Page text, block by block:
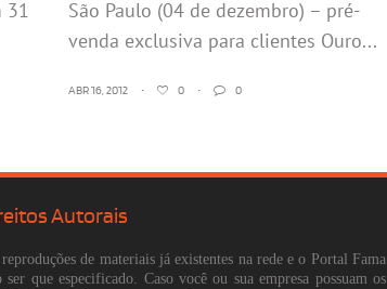
31
São Paulo (04 de dezembro) – pré-
venda exclusiva para clientes Ouro...
ABR 16, 2012 • 0 • 0
Autorais
de materiais já existentes na rede e o Portal Fama
que especificado. Caso você ou sua empresa possuam os